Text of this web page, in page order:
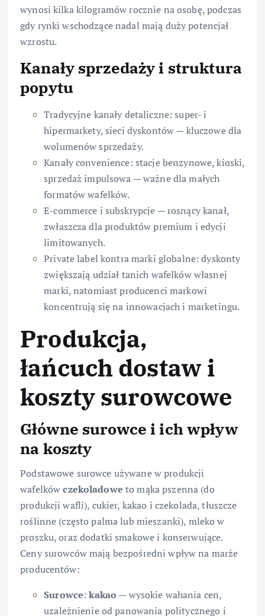
wynosi kilka kilogramów rocznie na osobę, podczas
gdy rynki wschodzące nadal mają duży potencjał
wzrostu.
Kanały sprzedaży i struktura
popytu
Tradycyjne kanały detaliczne: super- i
hipermarkety, sieci dyskontów — kluczowe dla
wolumenów sprzedaży.
Kanały convenience: stacje benzynowe, kioski,
sprzedaż impulsowa — ważne dla małych
formatów wafelków.
E-commerce i subskrypcje — rosnący kanał,
zwłaszcza dla produktów premium i edycji
limitowanych.
Private label kontra marki globalne: dyskonty
zwiększają udział tanich wafelków własnej
marki, natomiast producenci markowi
koncentrują się na innowacjach i marketingu.
Produkcja,
łańcuch dostaw i
koszty surowcowe
Główne surowce i ich wpływ
na koszty
Podstawowe surowce używane w produkcji
wafelkówczekoladowe to mąka pszenna (do
produkcji wafli), cukier, kakao i czekolada, tłuszcze
roślinne (często palma lub mieszanki), mleko w
proszku, oraz dodatki smakowe i konserwujące.
Ceny surowców mają bezpośredni wpływ na marże
producentów:
Surowce:kakao — wysokie wahania cen,
uzależnienie od panowania politycznego i